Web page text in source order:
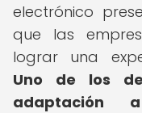
electrónico
que las
lograr una
Uno de los
adaptación